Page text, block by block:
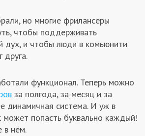
но многие фрилансеры
чтобы поддерживать
дух, и чтобы люди в комьюнити
друга.
функционал. Теперь можно
за полгода, за месяц и за
динамичная система. И уж в
может попасть буквально каждый!
в нём.